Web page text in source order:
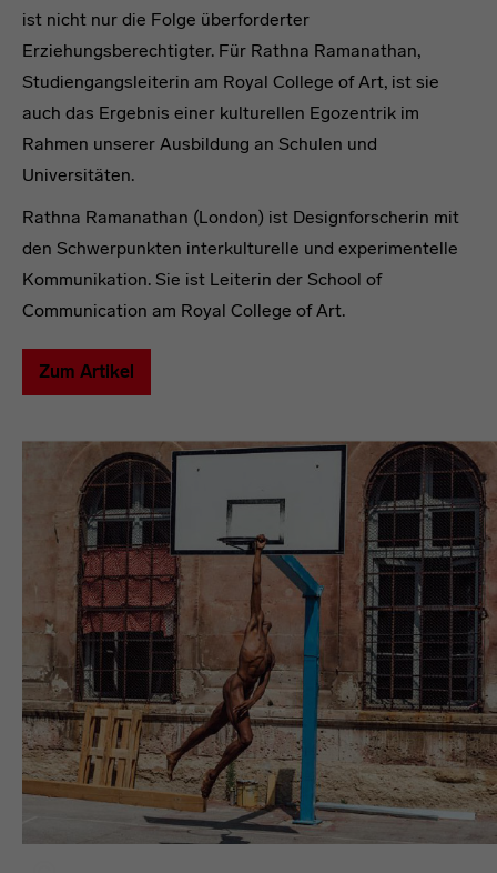
ist nicht nur die Folge überforderter
Erziehungsberechtigter. Für Rathna Ramanathan,
Studiengangsleiterin am Royal College of Art, ist sie
auch das Ergebnis einer kulturellen Egozentrik im
Rahmen unserer Ausbildung an Schulen und
Universitäten.
Rathna Ramanathan (London) ist Designforscherin mit
den Schwerpunkten interkulturelle und experimentelle
Kommunikation. Sie ist Leiterin der School of
Communication am Royal College of Art.
Zum Artikel